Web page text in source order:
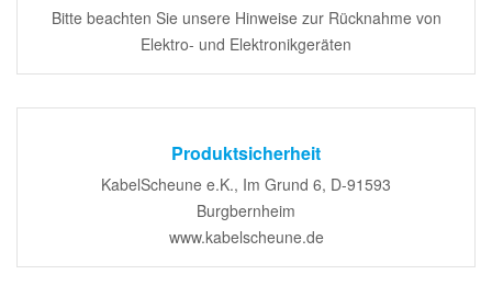
Bitte beachten Sie unsere Hinweise zur Rücknahme von
Elektro- und Elektronikgeräten
Produktsicherheit
KabelScheune e.K., Im Grund 6, D-91593
Burgbernheim
www.kabelscheune.de